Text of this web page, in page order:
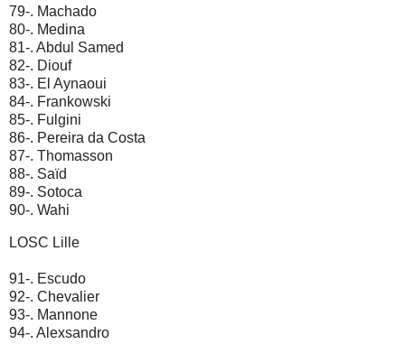
79-. Machado
80-. Medina
81-. Abdul Samed
82-. Diouf
83-. El Aynaoui
84-. Frankowski
85-. Fulgini
86-. Pereira da Costa
87-. Thomasson
88-. Saïd
89-. Sotoca
90-. Wahi
LOSC Lille
91-. Escudo
92-. Chevalier
93-. Mannone
94-. Alexsandro